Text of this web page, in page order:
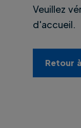
Veuillez
d'accueil.
Retour